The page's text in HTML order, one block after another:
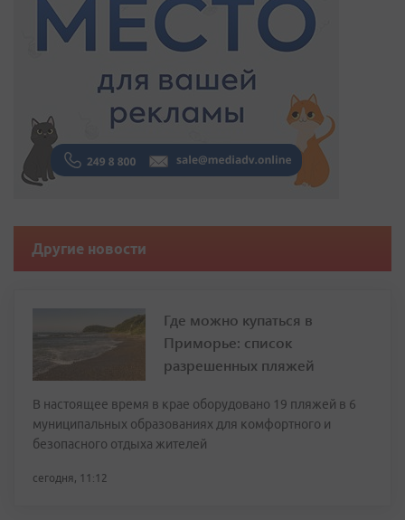
Другие новости
Где можно купаться в
Приморье: список
разрешенных пляжей
В настоящее время в крае оборудовано 19 пляжей в 6
муниципальных образованиях для комфортного и
безопасного отдыха жителей
сегодня, 11:12